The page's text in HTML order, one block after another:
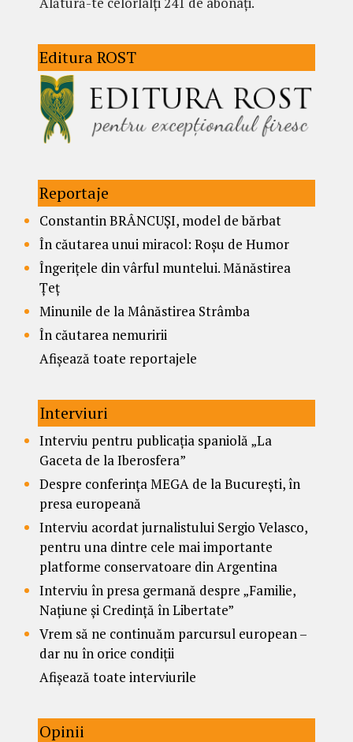
Editura ROST
Reportaje
Constantin BRÂNCUȘI, model de bărbat
În căutarea unui miracol: Roșu de Humor
Îngerițele din vârful muntelui. Mănăstirea
Țeț
Minunile de la Mânăstirea Strâmba
În căutarea nemuririi
Afișează toate reportajele
Interviuri
Interviu pentru publicația spaniolă „La
Gaceta de la Iberosfera”
Despre conferința MEGA de la București, în
presa europeană
Interviu acordat jurnalistului Sergio Velasco,
pentru una dintre cele mai importante
platforme conservatoare din Argentina
Interviu în presa germană despre „Familie,
Națiune și Credință în Libertate”
Vrem să ne continuăm parcursul european –
dar nu în orice condiții
Afișează toate interviurile
Opinii